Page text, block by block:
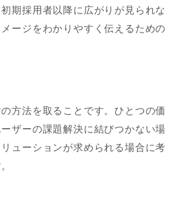
期採用者以降に広がりが見られな
ージをわかりやすく伝えるための
方法を取ることです。ひとつの価
ザーの課題解決に結びつかない場
ューションが求められる場合に考